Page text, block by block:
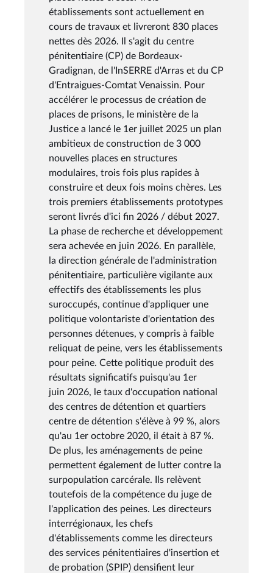
établissements sont actuellement en
cours de travaux et livreront 830 places
nettes dès 2026. Il s'agit du centre
pénitentiaire (CP) de Bordeaux-
Gradignan, de l'InSERRE d'Arras et du CP
d'Entraigues-Comtat Venaissin. Pour
accélérer le processus de création de
places de prisons, le ministère de la
Justice a lancé le 1er juillet 2025 un plan
ambitieux de construction de 3 000
nouvelles places en structures
modulaires, trois fois plus rapides à
construire et deux fois moins chères. Les
trois premiers établissements prototypes
seront livrés d'ici fin 2026 / début 2027.
La phase de recherche et développement
sera achevée en juin 2026. En parallèle,
la direction générale de l'administration
pénitentiaire, particulière vigilante aux
effectifs des établissements les plus
suroccupés, continue d'appliquer une
politique volontariste d'orientation des
personnes détenues, y compris à faible
reliquat de peine, vers les établissements
pour peine. Cette politique produit des
résultats significatifs puisqu'au 1er
juin 2026, le taux d'occupation national
des centres de détention et quartiers
centre de détention s'élève à 99 %, alors
qu'au 1er octobre 2020, il était à 87 %.
De plus, les aménagements de peine
permettent également de lutter contre la
surpopulation carcérale. Ils relèvent
toutefois de la compétence du juge de
l'application des peines. Les directeurs
interrégionaux, les chefs
d'établissements comme les directeurs
des services pénitentiaires d'insertion et
de probation (SPIP) densifient leur